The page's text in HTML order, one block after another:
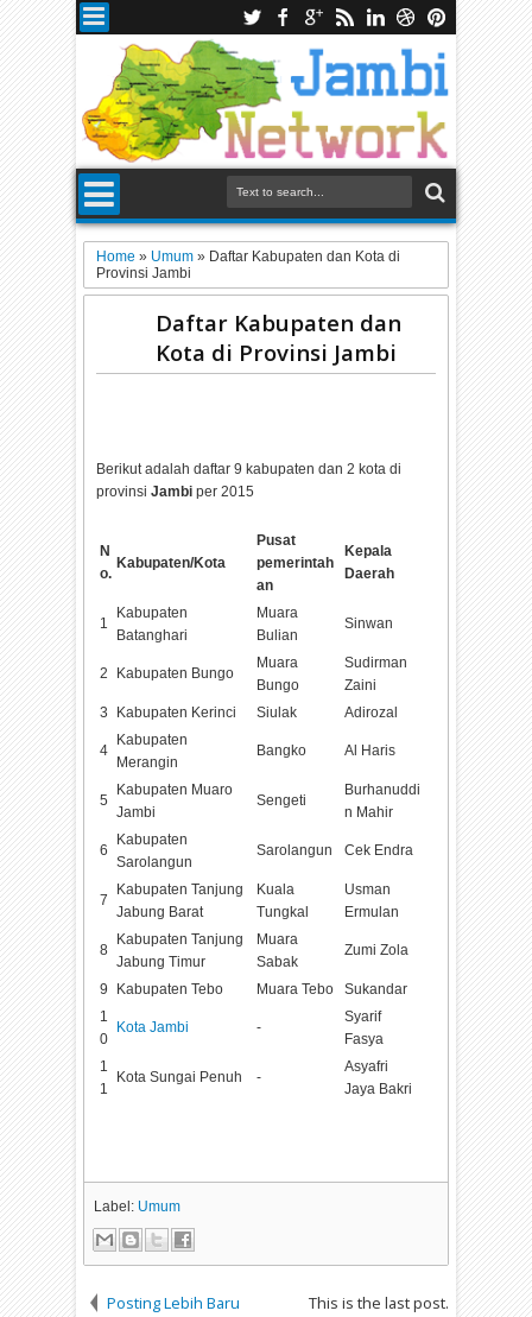
Home» Umum» Daftar Kabupaten dan Kota di
Provinsi Jambi
Daftar Kabupaten dan
Kota di Provinsi Jambi
Berikut adalah daftar 9 kabupaten dan 2 kota di
provinsiJambi per 2015
N
o.
Kabupaten/Kota
Pusat
pemerintah
an
Kepala
Daerah
1
Kabupaten
Batanghari
Muara
Bulian
Sinwan
2 Kabupaten Bungo
Muara
Bungo
Sudirman
Zaini
3
Kabupaten Kerinci Siulak Adirozal
4
Kabupaten
Merangin
Bangko Al Haris
5
Kabupaten Muaro
Jambi
Sengeti
Burhanuddi
n Mahir
6
Kabupaten
Sarolangun
Sarolangun Cek Endra
7
Kabupaten Tanjung
Jabung Barat
Kuala
Tungkal
Usman
Ermulan
8
Kabupaten Tanjung
Jabung Timur
Muara
Sabak
Zumi Zola
9 Kabupaten Tebo Muara Tebo
Sukandar
1
0
Kota Jambi -
Syarif
Fasya
1
1
Kota Sungai Penuh -
Asyafri
Jaya Bakri
Label: Umum
Posting Lebih Baru This is the last post.